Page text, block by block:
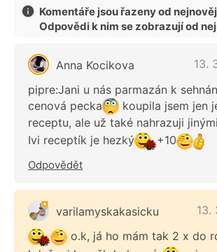
Komentáře jsou řazeny od
Odpovědi k nim se zobrazují od
Anna Kocikova
13.
pipre:Jani u nás parmazán k
cenová pecka
koupila jsem jen
receptu, ale už také nahrazuji
Ivi receptík je hezký
+10
Odpovědět
varilamyskakasicku
13.
o.k, já ho mám tak 2 x do